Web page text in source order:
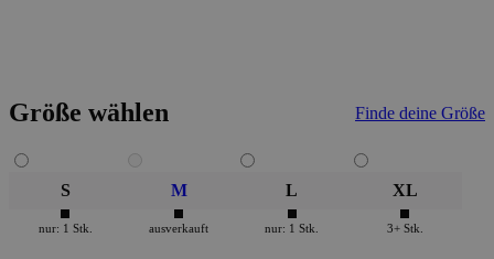
Größe wählen Finde deine Größe
S
nur: 1 Stk.
M
ausverkauft
L
nur: 1 Stk.
XL
3+ Stk.